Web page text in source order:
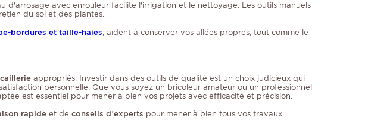
d'arrosage avec enrouleur facilite l'irrigation et le nettoyage. Les outils manuels
du sol et des plantes.
bordures et taille-haies, aident à conserver vos allées propres, tout comme le
appropriés. Investir dans des outils de qualité est un choix judicieux qui
personnelle. Que vous soyez un bricoleur amateur ou un professionnel
est essentiel pour mener à bien vos projets avec efficacité et précision.
rapideet de conseils d’experts pour mener à bien tous vos travaux.